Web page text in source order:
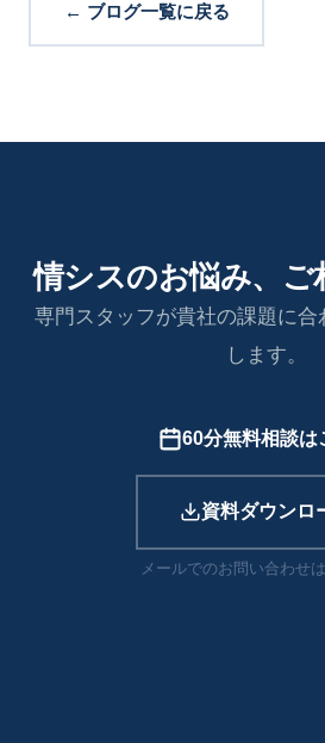
← ブログ一覧に戻る
情シスのお悩み、ご
専門スタッフが貴社の課題に合
します。
60分無料相談は
資料ダウンロ
メールでのお問い合わせ